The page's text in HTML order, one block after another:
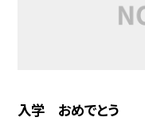
入学 おめでとう